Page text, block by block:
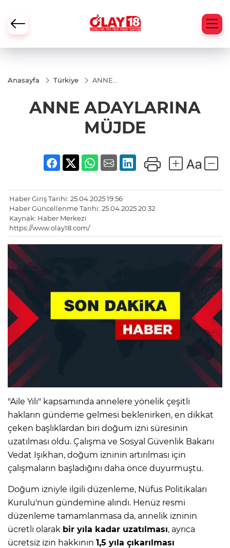
Anasayfa Türkiye
ANNE
ANNE ADAYLARINA
MÜJDE
Haber Giriş Tarihi: 25.04.2025 19:56
Haber Güncellenme Tarihi: 25.04.2025 20:32
Kaynak: Haber Merkezi
https://www.olay18.com/
"Aile Yılı" kapsamında annelere yönelik çeşitli
hakların gündeme gelmesi beklenirken, en dikkat
çeken başlıklardan biri doğum izni süresinin
uzatılması oldu. Çalışma ve Sosyal Güvenlik Bakanı
Vedat Işıkhan, doğum izninin artırılması için
çalışmaların başladığını daha önce duyurmuştu.
Doğum izniyle ilgili düzenleme, Nüfus Politikaları
Kurulu'nun gündemine alındı. Henüz resmi
düzenleme tamamlanmasa da, annelik izninin
ücretli olarak bir yıla kadar uzatılması, ayrıca
ücretsiz izin hakkının 1,5 yıla çıkarılması